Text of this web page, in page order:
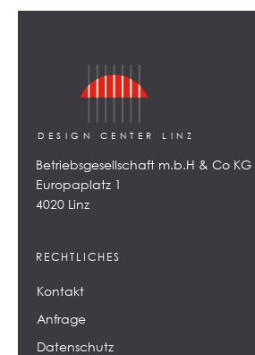
DESIGN CENTER LINZ
Betriebsgesellschaft m.b.H & Co KG
Europaplatz 1
4020 Linz
RECHTLICHES
Kontakt
Anfrage
Datenschutz